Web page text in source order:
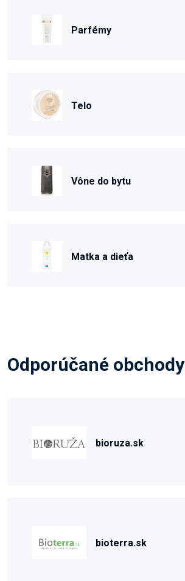
Parfémy
Telo
Vône do bytu
Matka a dieťa
Odporúčané obchody
bioruza.sk
bioterra.sk